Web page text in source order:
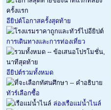
อียิปต์โอกาสครั้งสุดท้าย
การเดินทางและการท่องเที่ยว
อียิปต์รวมทั้งหมด
ทัวร์เลือกซื้อ
ล่องเรือแม่น้ำไนล์